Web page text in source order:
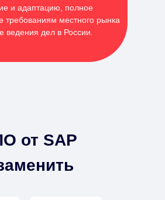
и адаптацию, полное
требованиям местного рынка
ведения дел в России.
от SAP